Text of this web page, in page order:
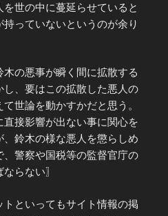
世の中に蔓延らせていると
っていないというのが余り
の悪事が瞬く間に拡散する
、要はこの拡散した悪人の
世論を動かすかだと思う。
接影響が出ない事に関心を
鈴木の様な悪人を懲らしめ
、警察や国税等の監督官庁の
らない〗
トといってもサイト情報の掲